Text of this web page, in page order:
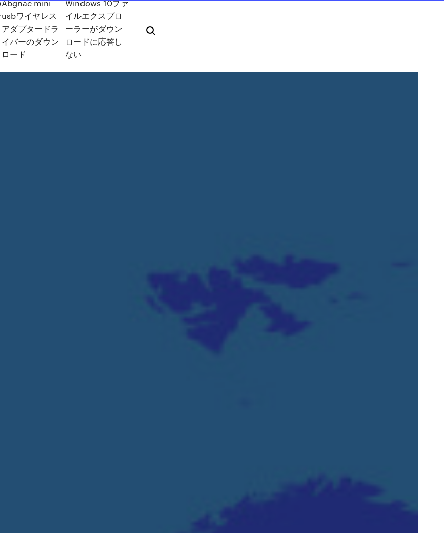
Abgnac mini
usbワイヤレス
アダプタードラ
イバーのダウン
ロード
Windows 10ファ
イルエクスプロ
ーラーがダウン
ロードに応答し
ない